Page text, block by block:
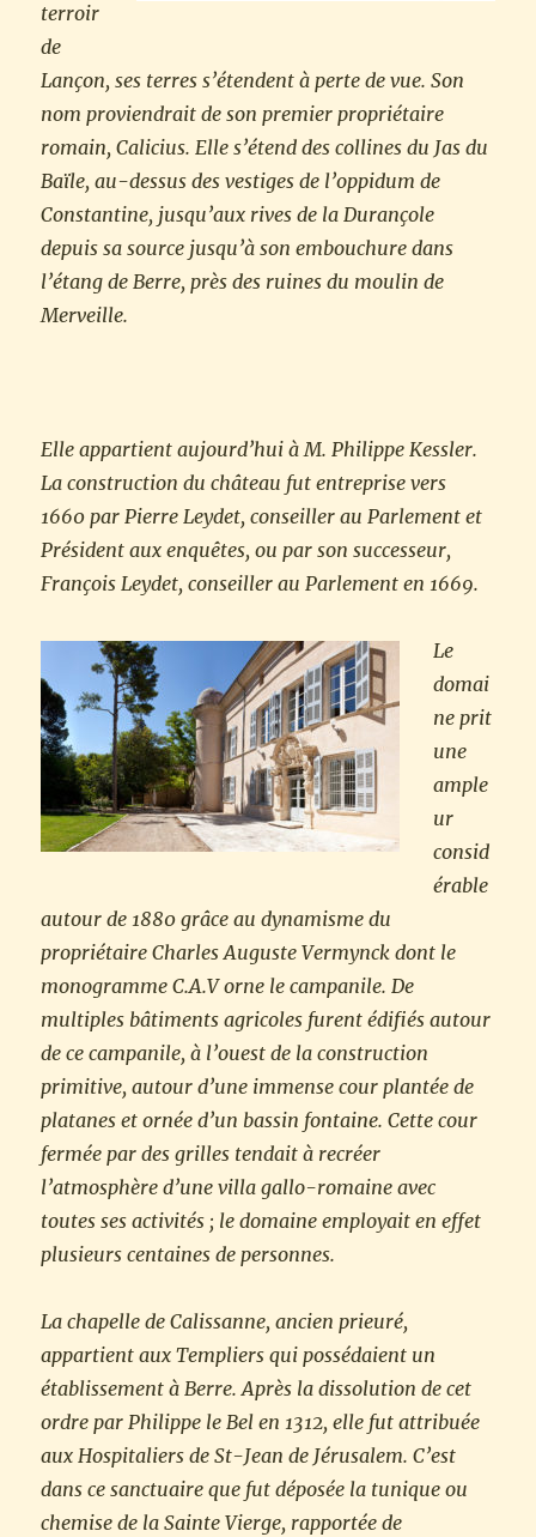
terroir
de
Lançon, ses terres s’étendent à perte de vue. Son
nom proviendrait de son premier propriétaire
romain, Calicius. Elle s’étend des collines du Jas du
Baïle, au-dessus des vestiges de l’oppidum de
Constantine, jusqu’aux rives de la Durançole
depuis sa source jusqu’à son embouchure dans
l’étang de Berre, près des ruines du moulin de
Merveille.
Elle appartient aujourd’hui à M. Philippe Kessler.
La construction du château fut entreprise vers
1660 par Pierre Leydet, conseiller au Parlement et
Président aux enquêtes, ou par son successeur,
François Leydet, conseiller au Parlement en 1669.
Le
domai
ne prit
une
ample
ur
consid
érable
autour de 1880 grâce au dynamisme du
propriétaire Charles Auguste Vermynck dont le
monogramme C.A.V orne le campanile. De
multiples bâtiments agricoles furent édifiés autour
de ce campanile, à l’ouest de la construction
primitive, autour d’une immense cour plantée de
platanes et ornée d’un bassin fontaine. Cette cour
fermée par des grilles tendait à recréer
l’atmosphère d’une villa gallo-romaine avec
toutes ses activités ; le domaine employait en effet
plusieurs centaines de personnes.
La chapelle de Calissanne, ancien prieuré,
appartient aux Templiers qui possédaient un
établissement à Berre. Après la dissolution de cet
ordre par Philippe le Bel en 1312, elle fut attribuée
aux Hospitaliers de St-Jean de Jérusalem. C’est
dans ce sanctuaire que fut déposée la tunique ou
chemise de la Sainte Vierge, rapportée de